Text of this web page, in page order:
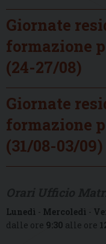
Giornate
formazione
(24-27/08)
Giornate
formazione
(31/08-03/09)
Lunedì - Mercoledì -
dalle ore 9:30 alle ore